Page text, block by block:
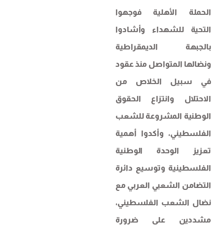
الحملة الأهلية فوجهوا
التحية للشهداء وأشادوا
بالجبهة الديمقراطية
ونضالها المتواصل منذ عقود
في سبيل الخلاص من
الاحتلال وانتزاع الحقوق
الوطنية المشروعة للشعب
الفلسطيني، وأكدوا أهمية
تعزيز الوحدة الوطنية
الفلسطينية وتوسيع دائرة
التضامن الشعبي العربي مع
نضال الشعب الفلسطيني،
مشددين على ضرورة